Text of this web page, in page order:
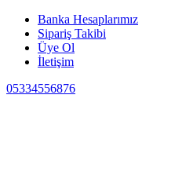
Banka Hesaplarımız
Sipariş Takibi
Üye Ol
İletişim
05334556876